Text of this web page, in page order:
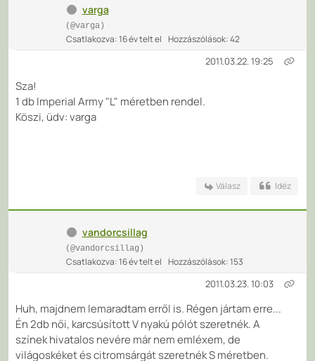
varga
(@varga)
Csatlakozva: 16 év telt el Hozzászólások: 42
2011.03.22. 19:25
Sza!
1 db Imperial Army "L" méretben rendel.
Köszi, üdv: varga
Válasz Idéz
vandorcsillag
(@vandorcsillag)
Csatlakozva: 16 év telt el Hozzászólások: 153
2011.03.23. 10:03
Huh, majdnem lemaradtam erről is. Régen jártam erre...
Én 2db női, karcsúsított V nyakú pólót szeretnék. A
színek hivatalos nevére már nem emléxem, de
világoskéket és citromsárgát szeretnék S méretben.